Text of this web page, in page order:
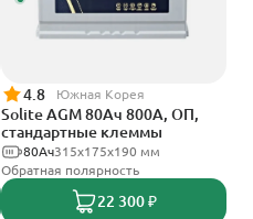
4.8 Южная Корея
Solite AGM 80Ач 800А, ОП,
стандартные клеммы
315x175x190 мм
80Ач
Обратная полярность
22 300 ₽